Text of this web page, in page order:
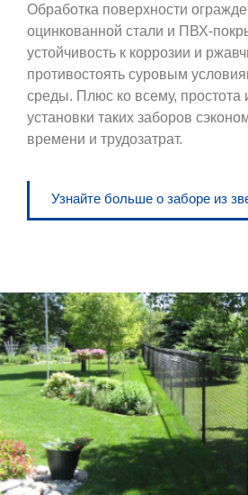
Обработка поверхности
оцинкованной стали и ПВХ-
устойчивость к коррозии и
противостоять суровым
среды. Плюс ко всему, простота
установки таких заборов
времени и трудозатрат.
Узнайте больше о заборе из